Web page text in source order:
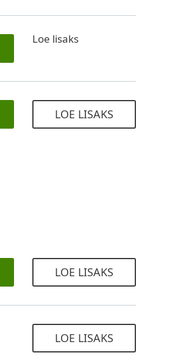
Loe lisaks
LOE LISAKS
LOE LISAKS
LOE LISAKS